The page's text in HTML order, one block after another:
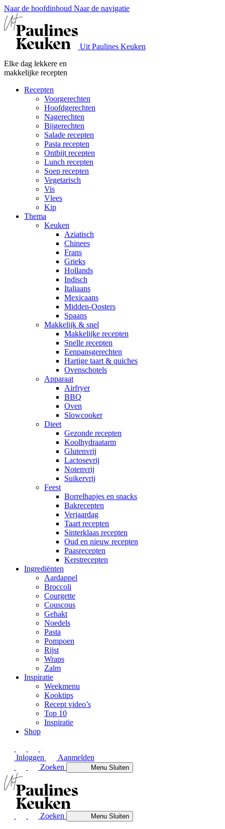
Naar de hoofdinhoud Naar de navigatie
Uit Paulines Keuken
Elke dag lekkere en
makkelijke recepten
Recepten
Voorgerechten
Hoofdgerechten
Nagerechten
Bijgerechten
Salade recepten
Pasta recepten
Ontbijt recepten
Lunch recepten
Soep recepten
Vegetarisch
Vis
Vlees
Kip
Thema
Keuken
Aziatisch
Chinees
Frans
Grieks
Hollands
Indisch
Italiaans
Mexicaans
Midden-Oosters
Spaans
Makkelijk & snel
Makkelijke recepten
Snelle recepten
Eenpansgerechten
Hartige taart & quiches
Ovenschotels
Apparaat
Airfryer
BBQ
Oven
Slowcooker
Dieet
Gezonde recepten
Koolhydraatarm
Glutenvrij
Lactosevrij
Notenvrij
Suikervrij
Feest
Borrelhapjes en snacks
Bakrecepten
Verjaardag
Taart recepten
Sinterklaas recepten
Oud en nieuw recepten
Paasrecepten
Kerstrecepten
Ingrediënten
Aardappel
Broccoli
Courgette
Couscous
Gehakt
Noedels
Pasta
Pompoen
Rijst
Wraps
Zalm
Inspiratie
Weekmenu
Kooktips
Recept video’s
Top 10
Inspiratie
Shop
Inloggen
Aanmelden
Zoeken
MenuSluiten
Zoeken MenuSluiten